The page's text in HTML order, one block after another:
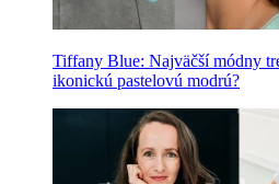
Tiffany Blue: Najväčší módny
ikonickú pastelovú modrú?